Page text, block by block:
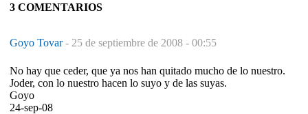
3 COMENTARIOS
Goyo Tovar- 25 de septiembre de 2008 - 00:55
No hay que ceder, que ya nos han quitado mucho de lo nuestro.
Joder, con lo nuestro hacen lo suyo y de las suyas.
Goyo
24-sep-08